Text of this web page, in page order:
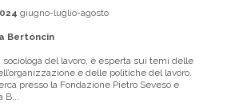
giugno-luglio-agosto
Bertoncin
del lavoro, è esperta sui temi delle
e delle politiche del lavoro.
presso la Fondazione Pietro Seveso e
B...